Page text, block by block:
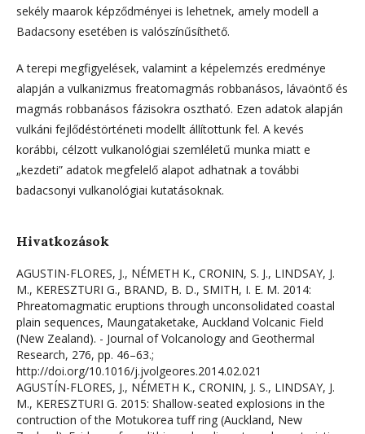
sekély maarok képződményei is lehetnek, amely modell a
Badacsony esetében is valószínűsíthető.
A terepi megfigyelések, valamint a képelemzés eredménye
alapján a vulkanizmus freatomagmás robbanásos, lávaöntő és
magmás robbanásos fázisokra osztható. Ezen adatok alapján
vulkáni fejlődéstörténeti modellt állítottunk fel. A kevés
korábbi, célzott vulkanológiai szemléletű munka miatt e
„kezdeti” adatok megfelelő alapot adhatnak a további
badacsonyi vulkanológiai kutatásoknak.
Hivatkozások
AGUSTIN-FLORES, J., NÉMETH K., CRONIN, S. J., LINDSAY, J.
M., KERESZTURI G., BRAND, B. D., SMITH, I. E. M. 2014:
Phreatomagmatic eruptions through unconsolidated coastal
plain sequences, Maungataketake, Auckland Volcanic Field
(New Zealand). - Journal of Volcanology and Geothermal
Research, 276, pp. 46–63.;
http://doi.org/10.1016/j.jvolgeores.2014.02.021
AGUSTÍN-FLORES, J., NÉMETH K., CRONIN, J. S., LINDSAY, J.
M., KERESZTURI G. 2015: Shallow-seated explosions in the
contruction of the Motukorea tuff ring (Auckland, New